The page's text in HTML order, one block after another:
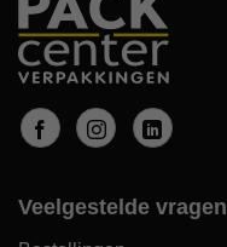
Veelgestelde vragen